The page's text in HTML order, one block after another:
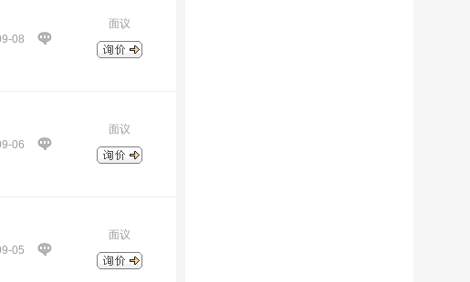
08
面议
06
面议
05
面议